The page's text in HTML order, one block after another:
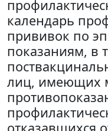
календарь
прививок по
показаниям, в
лиц, имеющих
отказавшихся